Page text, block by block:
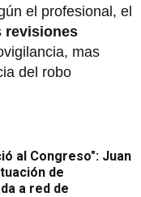
el profesional, el
revisiones
mas
del robo
al Congreso": Juan
de
a red de